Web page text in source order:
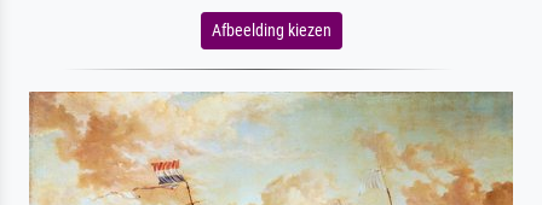
Afbeelding kiezen